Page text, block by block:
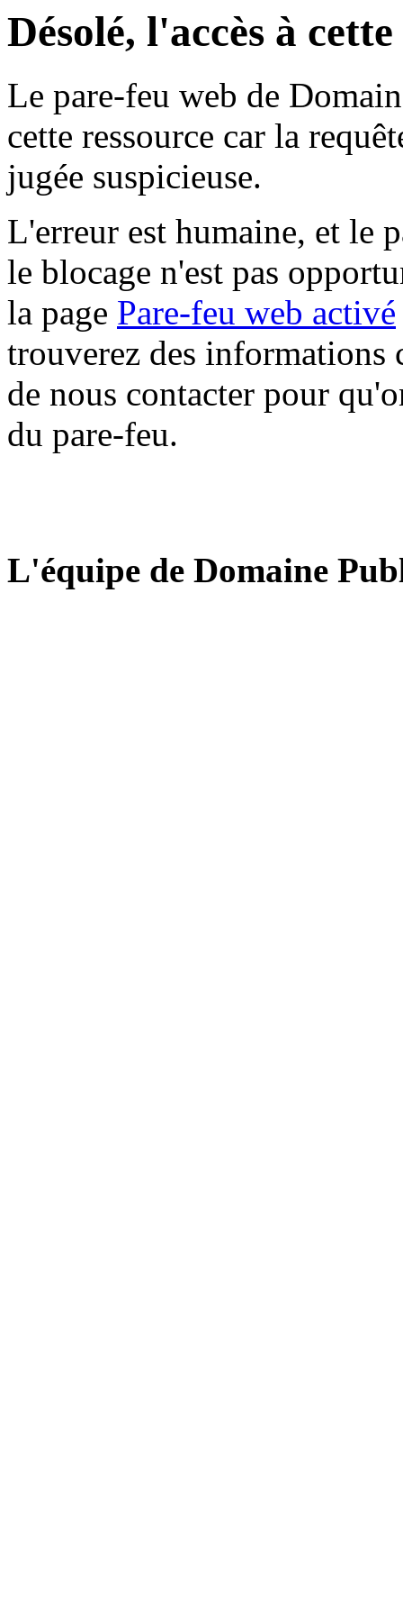
Désolé, l'accès à
Le pare-feu web de
cette ressource car la
jugée suspicieuse.
L'erreur est humaine, et le
le blocage n'est pas
la page Pare-feu web activé
trouverez des informations
de nous contacter pour
du pare-feu.
L'équipe de Domaine